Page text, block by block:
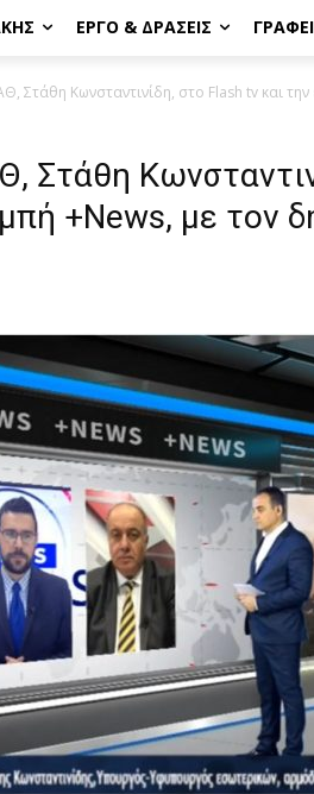
ΈΡΓΟ & ΔΡΆΣΕΙΣ
Στάθη Κωνσταντινίδη, στο Flash tv και
Στάθη
+News, με τον